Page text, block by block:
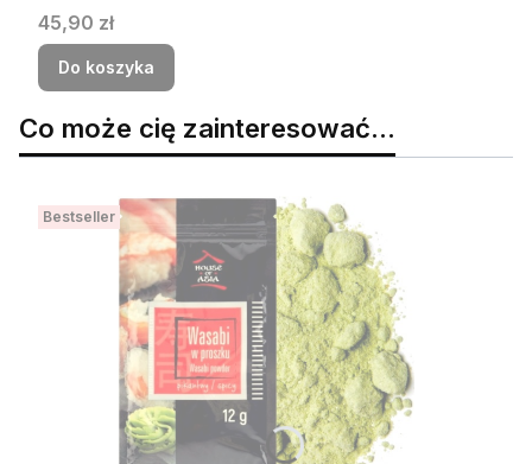
Cena
45,90 zł
Do koszyka
Co może cię zainteresować...
Bestseller